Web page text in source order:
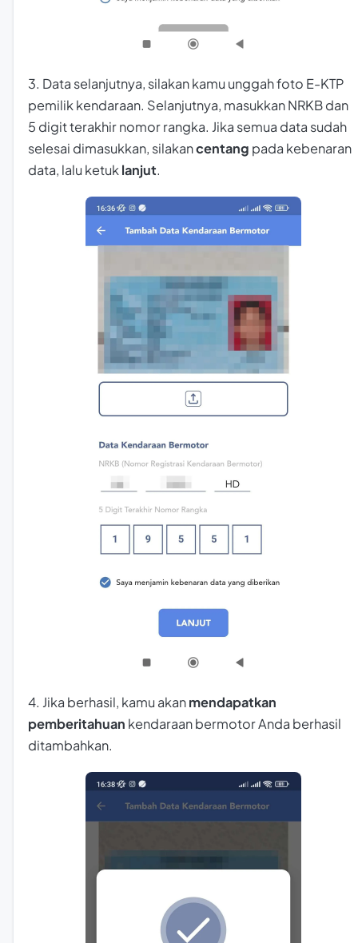
3. Data selanjutnya, silakan kamu unggah foto E-KTP
pemilik kendaraan. Selanjutnya, masukkan NRKB dan
5 digit terakhir nomor rangka. Jika semua data sudah
selesai dimasukkan, silakancentang pada kebenaran
data, lalu ketuk lanjut.
4. Jika berhasil, kamu akanmendapatkan
pemberitahuan kendaraan bermotor Anda berhasil
ditambahkan.